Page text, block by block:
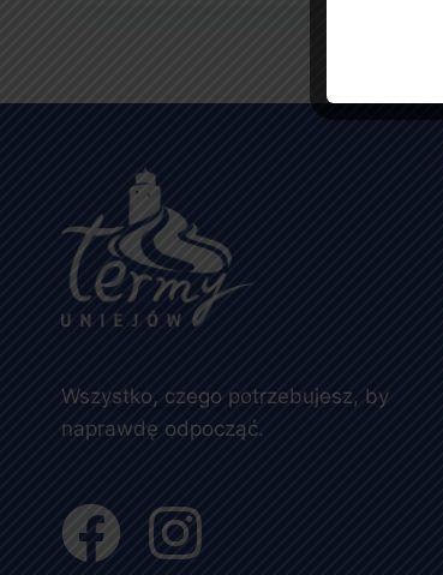
Wszystko, czego potrzebujesz, by
naprawdę odpocząć.